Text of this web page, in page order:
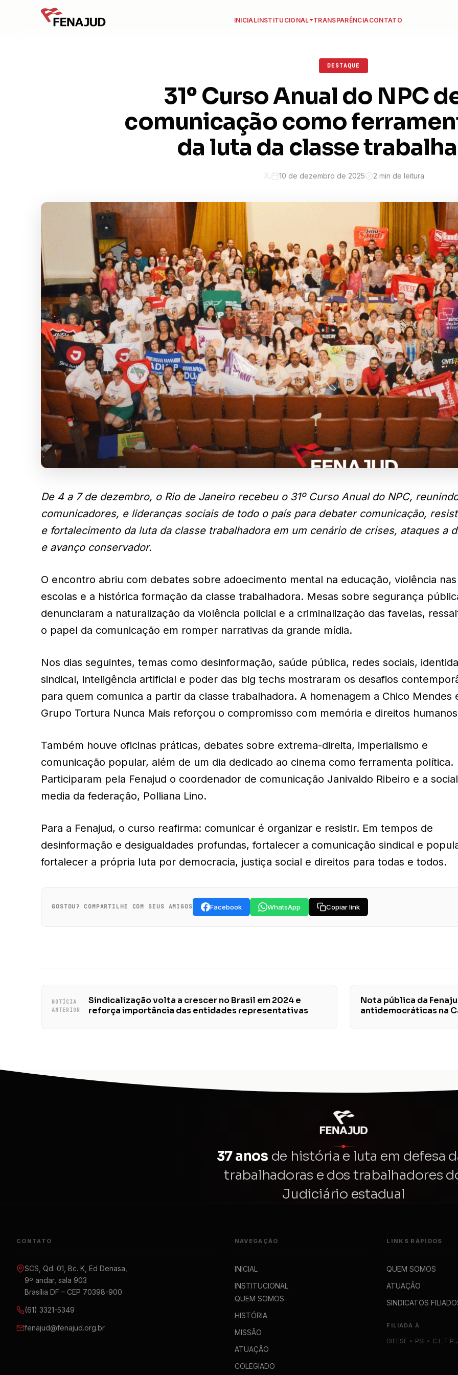
INICIALINSTITUCIONAL TRANSPARÊNCIACONTATO
DESTAQUE
31º Curso Anual do NPC
comunicação como
da luta da classe
10 de dezembro de 2025 2 min de leitura
De 4 a 7 de dezembro, o Rio de Janeiro recebeu o 31º Curso Anual do NPC,
comunicadores, e lideranças sociais de todo o país para debater comunicação,
e fortalecimento da luta da classe trabalhadora em um cenário de crises, ataques a
e avanço conservador.
O encontro abriu com debates sobre adoecimento mental na educação, violência nas
escolas e a histórica formação da classe trabalhadora. Mesas sobre segurança
denunciaram a naturalização da violência policial e a criminalização das favelas,
o papel da comunicação em romper narrativas da grande mídia.
Nos dias seguintes, temas como desinformação, saúde pública, redes sociais,
sindical, inteligência artificial e poder das big techs mostraram os desafios
para quem comunica a partir da classe trabalhadora. A homenagem a Chico Mendes
Grupo Tortura Nunca Mais reforçou o compromisso com memória e direitos
Também houve oficinas práticas, debates sobre extrema-direita, imperialismo e
comunicação popular, além de um dia dedicado ao cinema como ferramenta política.
Participaram pela Fenajud o coordenador de comunicação Janivaldo Ribeiro e a social
media da federação, Polliana Lino.
Para a Fenajud, o curso reafirma: comunicar é organizar e resistir. Em tempos de
desinformação e desigualdades profundas, fortalecer a comunicação sindical e
fortalecer a própria luta por democracia, justiça social e direitos para todas e todos.
GOSTOU? COMPARTILHE COM SEUS AMIGOS Facebook WhatsApp Copiar link
NOTÍCIA
ANTERIOR
Sindicalização volta a crescer no Brasil em 2024 e
reforça importância das entidades representativas
Nota pública da
antidemocráticas na
37 anos de história e luta em defesa
trabalhadoras e dos trabalhadores
Judiciário estadual
CONTATO
SCS, Qd. 01, Bc. K, Ed Denasa,
9º andar, sala 903
Brasília DF – CEP 70398-900
(61) 3321-5349
fenajud@fenajud.org.br
NAVEGAÇÃO
INICIAL
INSTITUCIONAL
QUEM SOMOS
HISTÓRIA
MISSÃO
ATUAÇÃO
COLEGIADO
LINKS RÁPIDOS
QUEM SOMOS
ATUAÇÃO
SINDICATOS
FILIADA À
DIEESE • PSI • C.L.T.P.J